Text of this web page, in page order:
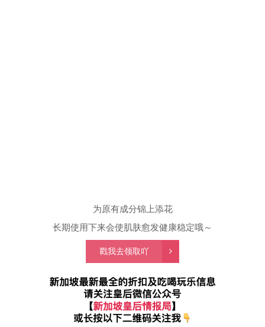
为原有成分锦上添花
长期使用下来会使肌肤愈发健康稳定哦～
戳我去领取吖